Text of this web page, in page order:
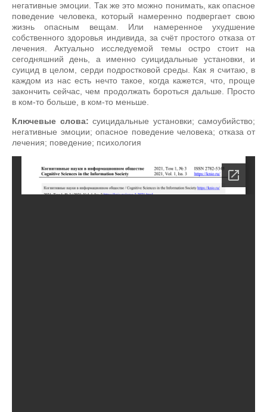
негативные эмоции. Так же это можно понимать, как опасное
поведение человека, который намеренно подвергает свою
жизнь опасным вещам. Или намеренное ухудшение
собственного здоровья индивида, за счёт простого отказа от
лечения. Актуально исследуемой темы остро стоит на
сегодняшний день, а именно суицидальные установки, и
суицид в целом, серди подростковой среды. Как я считаю, в
каждом из нас есть нечто такое, когда кажется, что, проще
закончить сейчас, чем продолжать бороться дальше. Просто
в ком-то больше, в ком-то меньше.
Ключевые слова: суицидальные установки; самоубийство;
негативные эмоции; опасное поведение человека; отказа от
лечения; поведение; психология